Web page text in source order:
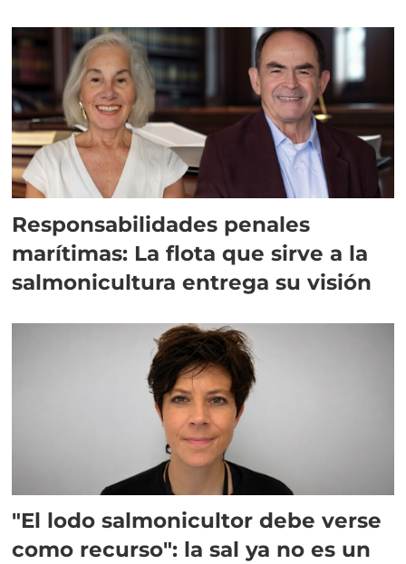
Responsabilidades penales
marítimas: La flota que sirve a la
salmonicultura entrega su visión
"El lodo salmonicultor debe verse
como recurso": la sal ya no es un